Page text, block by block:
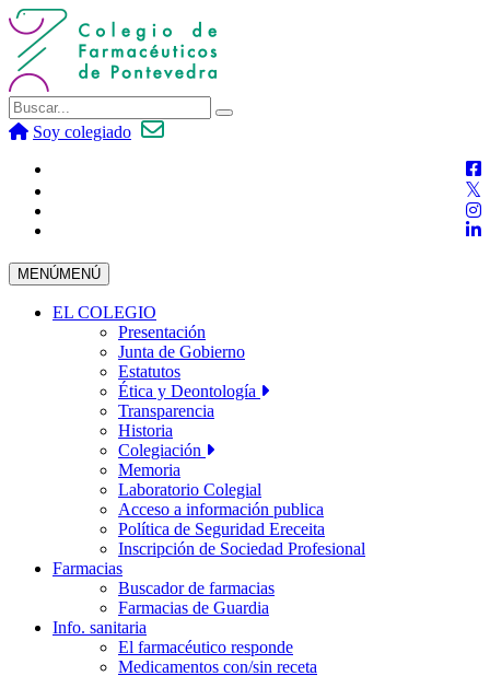
Soy colegiado
MENÚMENÚ
EL COLEGIO
Presentación
Junta de Gobierno
Estatutos
Ética y Deontología
Transparencia
Historia
Colegiación
Memoria
Laboratorio Colegial
Acceso a información publica
Política de Seguridad Ereceita
Inscripción de Sociedad Profesional
Farmacias
Buscador de farmacias
Farmacias de Guardia
Info. sanitaria
El farmacéutico responde
Medicamentos con/sin receta